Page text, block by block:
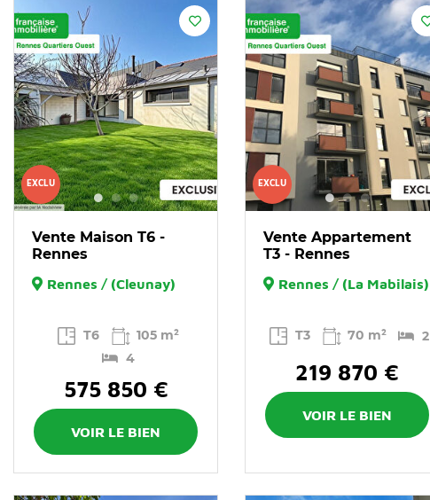
EXCLU
Vente Maison T6 -
Rennes
Rennes / (Cleunay)
T6
105 m²
4
575 850 €
VOIR LE BIEN
EXCLU
Vente Appartement
T3 - Rennes
Rennes / (La Mabilais)
T3 70 m² 2
219 870 €
VOIR LE BIEN